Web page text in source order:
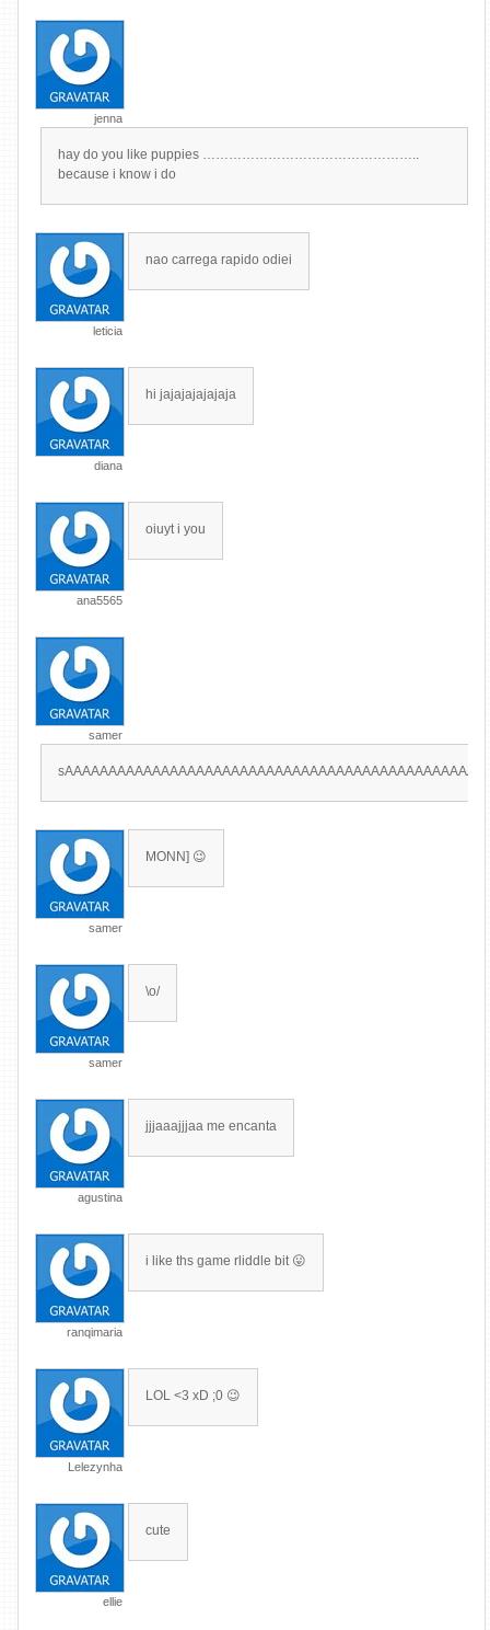
jenna
hay do you like puppies …………………………………………..
because i know i do
leticia
nao carrega rapido odiei
diana
hi jajajajajajaja
ana5565
oiuyt i you
samer
samer
MONN] 😉
samer
\o/
agustina
jjjaaajjjaa me encanta
ranqimaria
i like ths game rliddle bit 😛
Lelezynha
LOL <3 xD ;0 😉
ellie
cute